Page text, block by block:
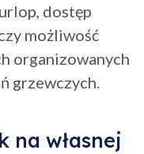
dostęp
możliwość
organizowanych
grzewczych.
na własnej